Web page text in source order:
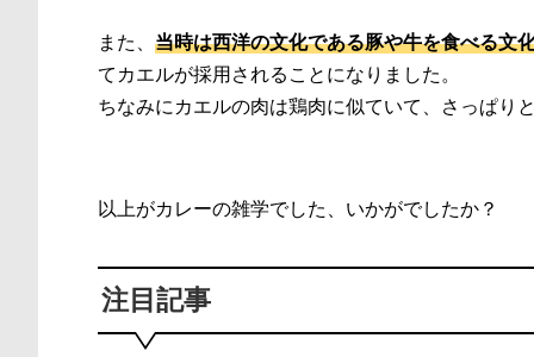
また、 当時は西洋の文化である豚や牛を食べる文
てカエルが採用されることになりました。
ちなみにカエルの肉は鶏肉に似ていて、さっぱり
以上がカレーの雑学でした、いかがでしたか？
注目記事